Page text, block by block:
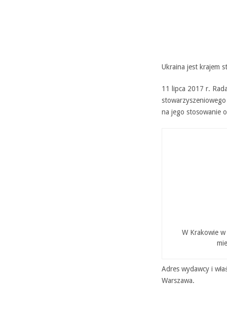
Ukraina jest krajem
11 lipca 2017 r.
na jego stosowanie
W Krakowie
Adres wydawcy i
Warszawa.